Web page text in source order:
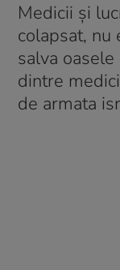
Medicii și
colapsat, nu
salva
dintre
de armata